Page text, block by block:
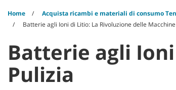
Home Acquista ricambi e materiali di consumo
Batterie agli Ioni di Litio: La Rivoluzione delle
Batterie agli
Pulizia